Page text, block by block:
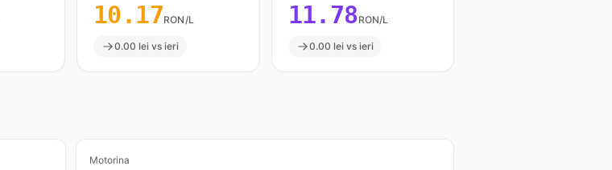
10.17RON/L
0.00 lei vs ieri
11.78RON/L
0.00 lei vs ieri
Motorina